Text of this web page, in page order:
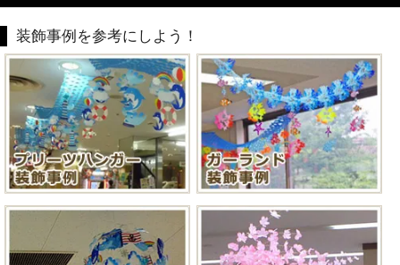
装飾事例を参考にしよう！